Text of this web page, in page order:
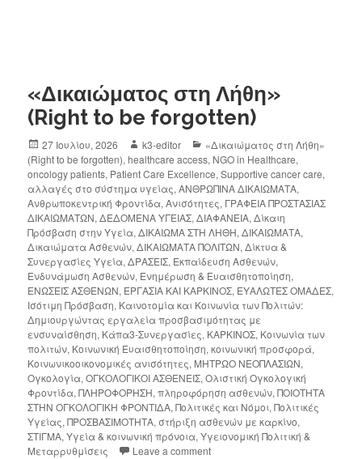
«Δικαιώματος στη Λήθη»
(Right to be forgotten)
27 Ιουλίου, 2026 k3-editor
«Δικαιώματος στη Λήθη»
(Right to be forgotten),healthcare access, NGO in Healthcare,
oncology patients, Patient Care Excellence,Supportive cancer care,
αλλαγές στο σύστημα υγείας,ΑΝΘΡΩΠΙΝΑ ΔΙΚΑΙΩΜΑΤΑ,
Ανθρωποκεντρική Φροντίδα,Ανισότητες, ΓΡΑΦΕΙΑ ΠΡΟΣΤΑΣΙΑΣ
ΔΙΚΑΙΩΜΑΤΩΝ,ΔΕΔΟΜΕΝΑ ΥΓΕΙΑΣ,ΔΙΑΦΑΝΕΙΑ,Δίκαιη
Πρόσβαση στην Υγεία,ΔΙΚΑΙΩΜΑ ΣΤΗ ΛΗΘΗ,ΔΙΚΑΙΩΜΑΤΑ,
Δικαιώματα Ασθενών,ΔΙΚΑΙΩΜΑΤΑ ΠΟΛΙΤΩΝ,Δίκτυα &
Συνεργασίες Υγεία,ΔΡΑΣΕΙΣ, Εκπαίδευση Ασθενών,
Ενδυνάμωση Ασθενών, Ενημέρωση & Ευαισθητοποίηση,
ΕΝΩΣΕΙΣ ΑΣΘΕΝΩΝ, ΕΡΓΑΣΙΑ ΚΑΙ ΚΑΡΚΙΝΟΣ, ΕΥΑΛΩΤΕΣ ΟΜΑΔΕΣ,
Ισότιμη Πρόσβαση, Καινοτομία και Κοινωνία των Πολιτών:
Δημιουργώντας εργαλεία προσβασιμότητας με
ενσυναίσθηση, Κάπα3-Συνεργασίες, ΚΑΡΚΙΝΟΣ, Κοινωνία των
πολιτών, Κοινωνική Ευαισθητοποίηση,κοινωνική προσφορά,
Κοινωνικοοικονομικές ανισότητες, ΜΗΤΡΩΟ ΝΕΟΠΛΑΣΙΩΝ,
Ογκολογία,ΟΓΚΟΛΟΓΙΚΟΙ ΑΣΘΕΝΕΙΣ,Ολιστική Ογκολογική
Φροντίδα,ΠΛΗΡΟΦΟΡΗΣΗ,πληροφόρηση ασθενών,ΠΟΙΟΤΗΤΑ
ΣΤΗΝ ΟΓΚΟΛΟΓΙΚΗ ΦΡΟΝΤΙΔΑ,Πολιτικές και Νόμοι,Πολιτικές
Υγείας,ΠΡΟΣΒΑΣΙΜΟΤΗΤΑ,στήριξη ασθενών με καρκίνο,
ΣΤΙΓΜΑ,Υγεία & κοινωνική πρόνοια,Υγειονομική Πολιτική &
Μεταρρυθμίσεις
Leave a comment